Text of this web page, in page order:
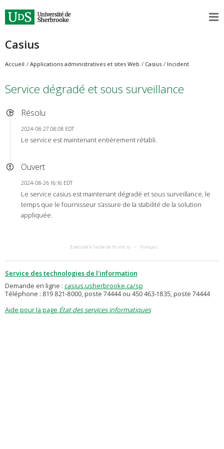
Casius
Accueil Applications administratives et sites Web Casius Incident
Service dégradé et sous surveillance
Résolu
2024-08-27 08:08 EDT
Le service est maintenant entièrement rétabli.
Ouvert
2024-08-26 16:16 EDT
Le service casius est maintenant dégradé et sous surveillance, le
temps que le fournisseur s’assure de la stabilité de la solution
appliquée.
Exécuté à l’aide de Hund.io Français
Service des technologies de l'information
Demande en ligne : casius.usherbrooke.ca/sp
Téléphone : 819 821-8000, poste 74444 ou 450 463-1835, poste 74444
Aide pour la page État des services informatiques